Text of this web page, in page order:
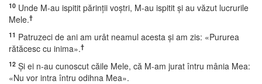
10 Unde M-au ispitit părinţii voştri, M-au ispitit şi au văzut lucrurile
Mele.†
11 Patruzeci de ani am urât neamul acesta şi am zis: «Pururea
rătăcesc cu inima».†
12 Şi ei n-au cunoscut căile Mele, că M-am jurat întru mânia Mea:
«Nu vor intra întru odihna Mea».